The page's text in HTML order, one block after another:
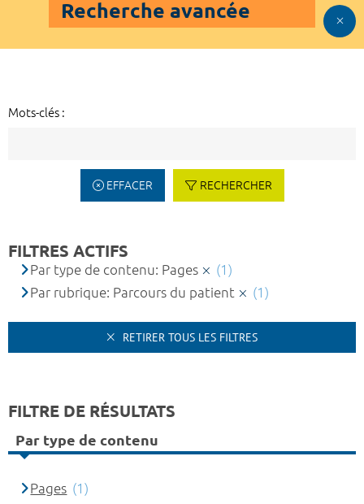
Recherche avancée
Mots-clés :
EFFACER RECHERCHER
FILTRES ACTIFS
Par type de contenu: Pages
(1)
Par rubrique: Parcours du patient
(1)
RETIRER TOUS LES FILTRES
FILTRE DE RÉSULTATS
Par type de contenu
Pages (1)